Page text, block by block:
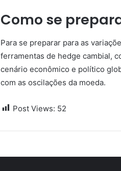
Como se
Para se preparar para as
ferramentas de hedge cambial,
cenário econômico e político
com as oscilações da moeda.
Post Views: 52